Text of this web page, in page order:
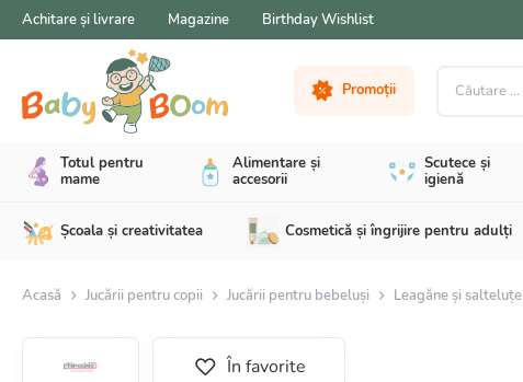
Achitare și livrare Magazine Birthday Wishlist
Promoții
Totul pentru
mame
Alimentare și
accesorii
Scutece și
igienă
Școala și creativitatea Cosmetică și îngrijire pentru adulți
Acasă Jucării pentru copii Jucării pentru bebeluși Leagăne și salteluțe
În favorite